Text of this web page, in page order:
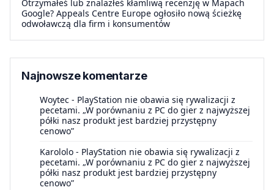
Otrzymałeś lub znalazłeś kłamliwą recenzję w Mapach
Google? Appeals Centre Europe ogłosiło nową ścieżkę
odwoławczą dla firm i konsumentów
Najnowsze komentarze
Woytec - PlayStation nie obawia się rywalizacji z
pecetami. „W porównaniu z PC do gier z najwyższej
półki nasz produkt jest bardziej przystępny
cenowo”
Karololo - PlayStation nie obawia się rywalizacji z
pecetami. „W porównaniu z PC do gier z najwyższej
półki nasz produkt jest bardziej przystępny
cenowo”